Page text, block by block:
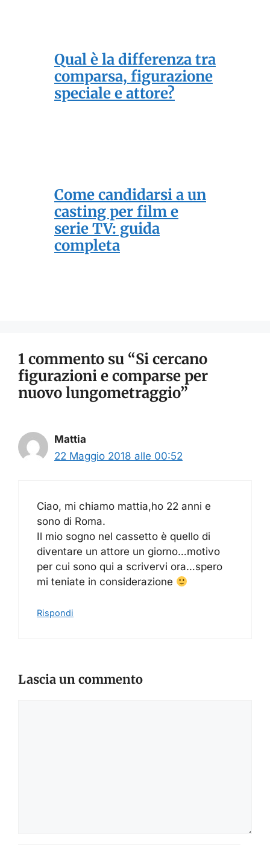
Qual è la differenza tra
comparsa, figurazione
speciale e attore?
Come candidarsi a un
casting per film e
serie TV: guida
completa
1 commento su “Si cercano
figurazioni e comparse per
nuovo lungometraggio”
Mattia
22 Maggio 2018 alle 00:52
Ciao, mi chiamo mattia,ho 22 anni e
sono di Roma.
Il mio sogno nel cassetto è quello di
diventare un attore un giorno…motivo
per cui sono qui a scrivervi ora…spero
mi teniate in considerazione
Rispondi
Lascia un commento